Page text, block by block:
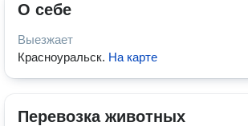
О себе
Выезжает
Красноуральск. На карте
Перевозка животных